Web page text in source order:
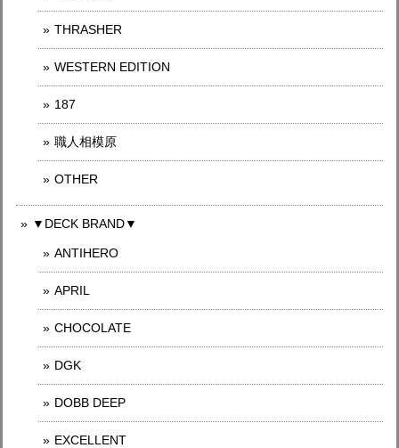
THRASHER
WESTERN EDITION
187
職人相模原
OTHER
▼DECK BRAND▼
ANTIHERO
APRIL
CHOCOLATE
DGK
DOBB DEEP
EXCELLENT